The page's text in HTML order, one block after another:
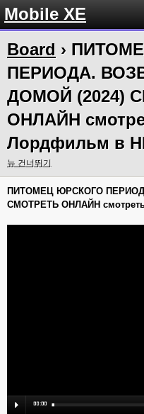
Mobile XE
Board ›
ПЕРИОДА.
ДОМОЙ (2024)
ОНЛАЙН
Лордфильм в
뉴 건너뛰기
ПИТОМЕЦ ЮРСКОГО
СМОТРЕТЬ ОНЛАЙН